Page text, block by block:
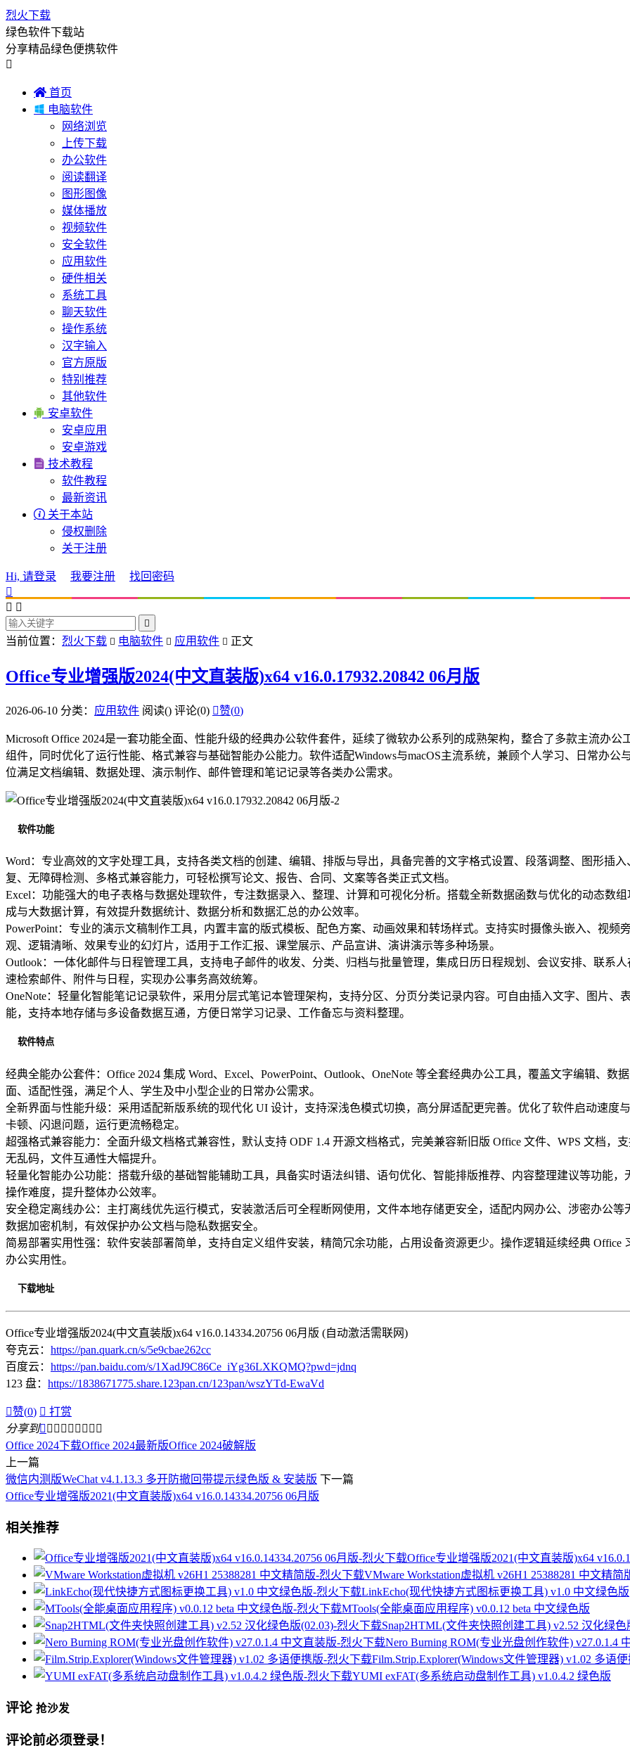
烈火下载
绿色软件下载站
分享精品绿色便携软件

 首页
 电脑软件
网络浏览
上传下载
办公软件
阅读翻译
图形图像
媒体播放
视频软件
安全软件
应用软件
硬件相关
系统工具
聊天软件
操作系统
汉字输入
官方原版
特别推荐
其他软件
 安卓软件
安卓应用
安卓游戏
 技术教程
软件教程
最新资讯
 关于本站
侵权删除
关于注册
Hi, 请登录 我要注册
找回密码

 

当前位置： 烈火下载  电脑软件  应用软件  正文
Office专业增强版2024(中文直装版)x64 v16.0.17932.20842 06月版
2026-06-10 分类： 应用软件 阅读() 评论(0) 赞(0)
Microsoft Office 2024是一套功能全面、性能升级的经典办公软件套件，延续了微软办公系列的成熟架构，整合了多款主流办公
组件，同时优化了运行性能、格式兼容与基础智能办公能力。软件适配Windows与macOS主流系统，兼顾个人学习、日常办
位满足文档编辑、数据处理、演示制作、邮件管理和笔记记录等各类办公需求。
软件功能
Word：专业高效的文字处理工具，支持各类文档的创建、编辑、排版与导出，具备完善的文字格式设置、段落调整、图形插
复、无障碍检测、多格式兼容能力，可轻松撰写论文、报告、合同、文案等各类正式文档。
Excel：功能强大的电子表格与数据处理软件，专注数据录入、整理、计算和可视化分析。搭载全新数据函数与优化的动态数
成与大数据计算，有效提升数据统计、数据分析和数据汇总的办公效率。
PowerPoint：专业的演示文稿制作工具，内置丰富的版式模板、配色方案、动画效果和转场样式。支持实时摄像头嵌入、视
观、逻辑清晰、效果专业的幻灯片，适用于工作汇报、课堂展示、产品宣讲、演讲演示等多种场景。
Outlook：一体化邮件与日程管理工具，支持电子邮件的收发、分类、归档与批量管理，集成日历日程规划、会议安排、联系
速检索邮件、附件与日程，实现办公事务高效统筹。
OneNote：轻量化智能笔记记录软件，采用分层式笔记本管理架构，支持分区、分页分类记录内容。可自由插入文字、图片、
能，支持本地存储与多设备数据互通，方便日常学习记录、工作备忘与资料整理。
软件特点
经典全能办公套件：Office 2024 集成 Word、Excel、PowerPoint、Outlook、OneNote 等全套经典办公工具，覆盖文字编辑、
面、适配性强，满足个人、学生及中小型企业的日常办公需求。
全新界面与性能升级：采用适配新版系统的现代化 UI 设计，支持深浅色模式切换，高分屏适配更完善。优化了软件启动速度
卡顿、闪退问题，运行更流畅稳定。
超强格式兼容能力：全面升级文档格式兼容性，默认支持 ODF 1.4 开源文档格式，完美兼容新旧版 Office 文件、WPS 文档，
无乱码，文件互通性大幅提升。
轻量化智能办公功能：搭载升级的基础智能辅助工具，具备实时语法纠错、语句优化、智能排版推荐、内容整理建议等功能
操作难度，提升整体办公效率。
安全稳定离线办公：主打离线优先运行模式，安装激活后可全程断网使用，文件本地存储更安全，适配内网办公、涉密办公
数据加密机制，有效保护办公文档与隐私数据安全。
简易部署实用性强：软件安装部署简单，支持自定义组件安装，精简冗余功能，占用设备资源更少。操作逻辑延续经典
办公实用性。
下载地址
Office专业增强版2024(中文直装版)x64 v16.0.14334.20756 06月版 (自动激活需联网)
夸克云： https://pan.quark.cn/s/5e9cbae262cc
百度云： https://pan.baidu.com/s/1XadJ9C86Ce_iYg36LXKQMQ?pwd=jdnq
123 盘： https://1838671775.share.123pan.cn/123pan/wszYTd-EwaVd
赞(0)  打赏
分享到        
Office 2024下载Office 2024最新版Office 2024破解版
上一篇
微信内测版WeChat v4.1.13.3 多开防撤回带提示绿色版 & 安装版 下一篇
Office专业增强版2021(中文直装版)x64 v16.0.14334.20756 06月版
相关推荐
Office专业增强版2021(中文直装版)x64
VMware Workstation虚拟机 v26H1 25388281 中文精简
LinkEcho(现代快捷方式图标更换工具) v1.0 中文绿色版
MTools(全能桌面应用程序) v0.0.12 beta 中文绿色版
Snap2HTML(文件夹快照创建工具) v2.52 汉化绿色
Nero Burning ROM(专业光盘创作软件) v27.0.1.4
Film.Strip.Explorer(Windows文件管理器) v1.02 多语
YUMI exFAT(多系统启动盘制作工具) v1.0.4.2 绿色版
评论 抢沙发
评论前必须登录！